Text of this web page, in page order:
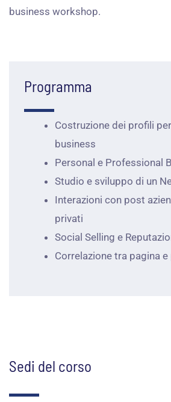
business workshop.
Programma
Costruzione dei profili
business
Personal e Professional
Studio e sviluppo di un
Interazioni con post
privati
Social Selling e
Correlazione tra pagina
Sedi del corso